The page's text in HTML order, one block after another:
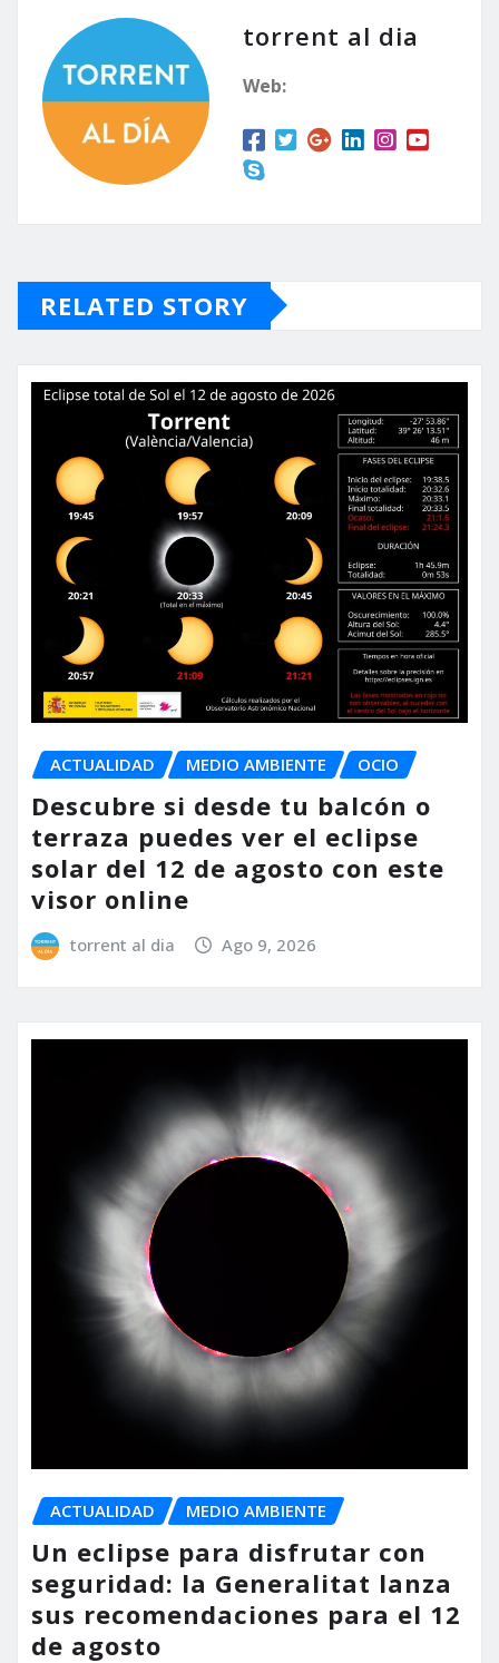
torrent al dia
Web:
RELATED STORY
ACTUALIDAD MEDIO AMBIENTE OCIO
Descubre si desde tu balcón o
terraza puedes ver el eclipse
solar del 12 de agosto con este
visor online
torrent al dia Ago 9, 2026
ACTUALIDAD MEDIO AMBIENTE
Un eclipse para disfrutar con
seguridad: la Generalitat lanza
sus recomendaciones para el 12
de agosto